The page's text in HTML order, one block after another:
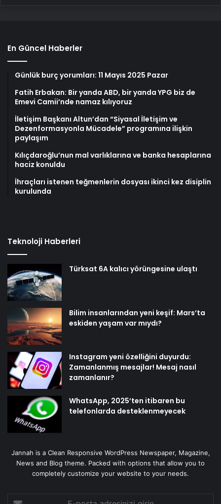
En Güncel Haberler
Günlük burç yorumları: 11 Mayıs 2025 Pazar
Fatih Erbakan: Bir yanda ABD, bir yanda YPG biz de
Emevi Camii’nde namaz kılıyoruz
İletişim Başkanı Altun’dan “Siyasal İletişim ve
Dezenformasyonla Mücadele” programına ilişkin
paylaşım
Kılıçdaroğlu’nun mal varlıklarına ve banka hesaplarına
haciz konuldu
İhraçları istenen teğmenlerin dosyası ikinci kez disiplin
kurulunda
Teknoloji Haberleri
Türksat 6A kalıcı yörüngesine ulaştı
Bilim insanlarından yeni keşif: Mars’ta
eskiden yaşam var mıydı?
Instagram yeni özelliğini duyurdu:
Zamanlanmış mesajlar! Mesaj nasıl
zamanlanır?
WhatsApp, 2025’ten itibaren bu
telefonlarda desteklenmeyecek
Jannah is a Clean Responsive WordPress Newspaper, Magazine,
News and Blog theme. Packed with options that allow you to
completely customize your website to your needs.